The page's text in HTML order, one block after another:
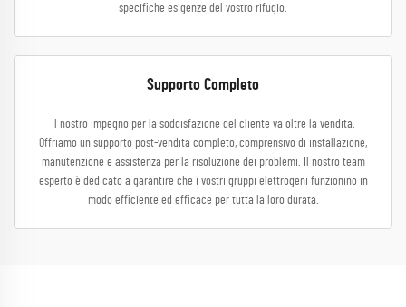
specifiche esigenze del vostro rifugio.
Supporto Completo
Il nostro impegno per la soddisfazione del cliente va oltre la vendita.
Offriamo un supporto post-vendita completo, comprensivo di installazione,
manutenzione e assistenza per la risoluzione dei problemi. Il nostro team
esperto è dedicato a garantire che i vostri gruppi elettrogeni funzionino in
modo efficiente ed efficace per tutta la loro durata.